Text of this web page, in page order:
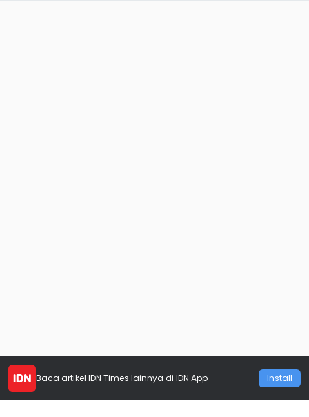
Baca artikel IDN Times lainnya di IDN App Install